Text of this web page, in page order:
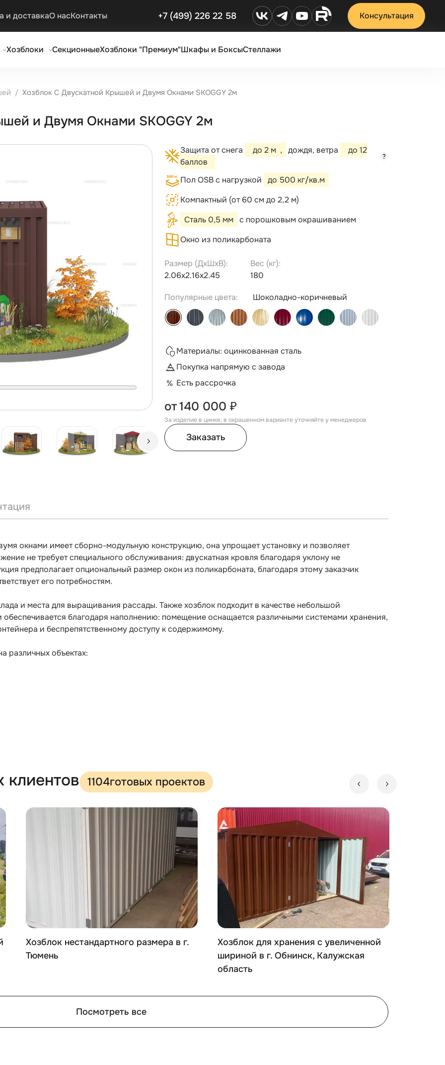
и доставкаО насКонтакты +7 (499) 226 22 58 Консультация
Хозблоки СекционныеХозблоки "Премиум"Шкафы и БоксыСтеллажи
Хозблок С Двускатной Крышей и Двумя Окнами SKOGGY 2м
и Двумя Окнами SKOGGY 2м
Защита от снега до 2 м , дождя, ветра
до 12
баллов
?
Пол OSB с нагрузкой
до 500 кг/кв.м
Компактный (от 60 см до 2,2 м)
Сталь 0,5 мм
с порошковым окрашиванием
Окно из поликарбоната
Размер (ДxШxВ):
2.06х2.16х2.45
Вес (кг):
180
Популярные цвета: Шоколадно-коричневый
Материалы: оцинкованная сталь
Покупка напрямую с завода
Есть рассрочка
от140 000 ₽
За изделие в цинке, в окрашенном варианте уточняйте у менеджеров
Заказать
окнами имеет сборно-модульную конструкцию, она упрощает установку и позволяет
не требует специального обслуживания: двускатная кровля благодаря уклону не
предполагает опциональный размер окон из поликарбоната, благодаря этому заказчик
его потребностям.
и места для выращивания рассады. Также хозблок подходит в качестве небольшой
обеспечивается благодаря наполнению: помещение оснащается различными системами хранения,
и беспрепятственному доступу к содержимому.
различных объектах:
сразу после этого можно приступать к эксплуатации.
можно с габаритами 2.06х2.16х2.45 м, при этом весит сама конструкция порядка 180 кг. Для
сооружение можно поставить сразу на грунт или бетонные блоки.
подготовка фундамента, достаточно установить бетонные блоки. Ниже представлена схема
1104готовых проектов
Хозблок нестандартного размера в г.
Тюмень
Хозблок для хранения с увеличенной
шириной в г. Обнинск, Калужская
область
Посмотреть все